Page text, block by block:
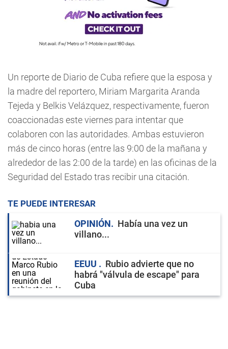
Un reporte de Diario de Cuba refiere que la esposa y
la madre del reportero, Miriam Margarita Aranda
Tejeda y Belkis Velázquez, respectivamente, fueron
coaccionadas este viernes para intentar que
colaboren con las autoridades. Ambas estuvieron
más de cinco horas (entre las 9:00 de la mañana y
alrededor de las 2:00 de la tarde) en las oficinas de la
Seguridad del Estado tras recibir una citación.
TE PUEDE INTERESAR
OPINIÓN
Había una vez un
villano...
EEUU
Rubio advierte que no
habrá "válvula de escape" para
Cuba